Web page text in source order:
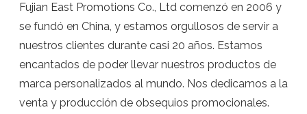
Fujian East Promotions Co., Ltd comenzó en 2006 y
se fundó en China, y estamos orgullosos de servir a
nuestros clientes durante casi 20 años. Estamos
encantados de poder llevar nuestros productos de
marca personalizados al mundo. Nos dedicamos a la
venta y producción de obsequios promocionales.